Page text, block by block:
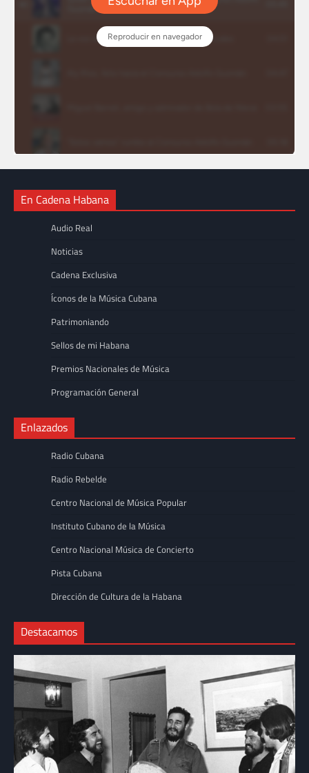
En Cadena Habana
Audio Real
Noticias
Cadena Exclusiva
Íconos de la Música Cubana
Patrimoniando
Sellos de mi Habana
Premios Nacionales de Música
Programación General
Enlazados
Radio Cubana
Radio Rebelde
Centro Nacional de Música Popular
Instituto Cubano de la Música
Centro Nacional Música de Concierto
Pista Cubana
Dirección de Cultura de la Habana
Destacamos